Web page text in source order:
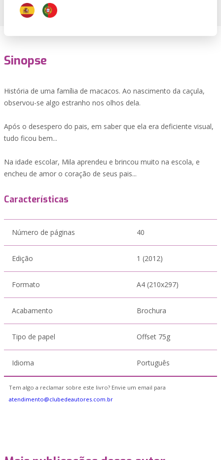
Sinopse
História de uma família de macacos. Ao nascimento da caçula,
observou-se algo estranho nos olhos dela.
Após o desespero do pais, em saber que ela era deficiente visual,
tudo ficou bem...
Na idade escolar, Mila aprendeu e brincou muito na escola, e
encheu de amor o coração de seus pais...
Características
Número de páginas 40
Edição 1 (2012)
Formato A4 (210x297)
Acabamento Brochura
Tipo de papel Offset 75g
Idioma Português
Tem algo a reclamar sobre este livro? Envie um email para
atendimento@clubedeautores.com.br